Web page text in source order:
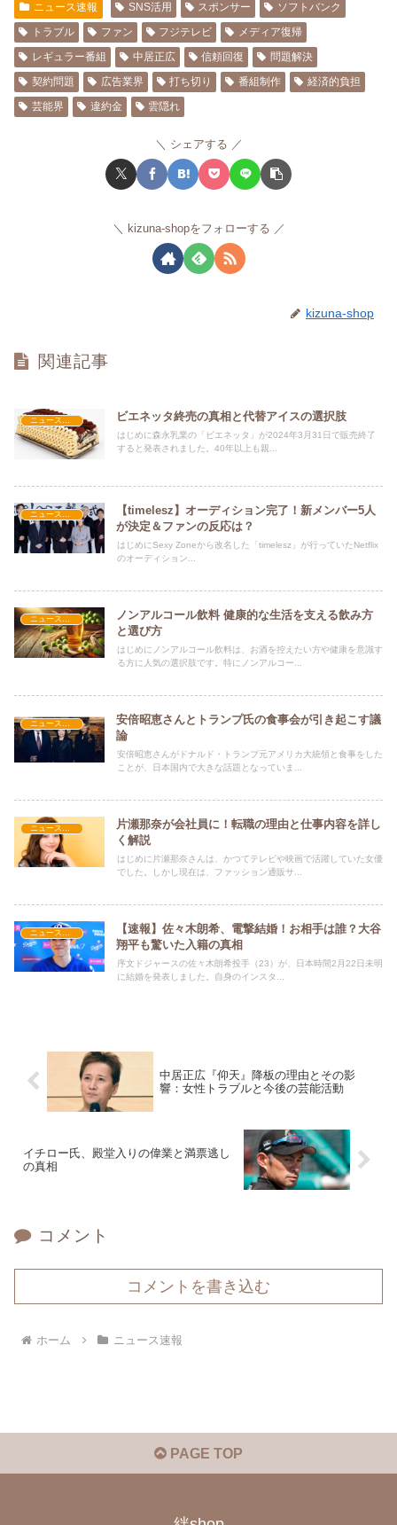
ニュース速報 SNS活用 スポンサー
ソフトバンク
トラブル
ファン フジテレビ
メディア復帰
レギュラー番組
中居正広 信頼回復
問題解決
契約問題
広告業界 打ち切り 番組制作
経済的負担
芸能界
違約金 雲隠れ
シェアする
kizuna-shopをフォローする
kizuna-shop
関連記事
ニュース速報 ビエネッタ終売の真相と代替アイスの選択肢
はじめに森永乳業の「ビエネッタ」が2024年3月31日で販売終了
すると発表されました。40年以上も親...
ニュース速報
【timelesz】オーディション完了！新メンバー5人
が決定＆ファンの反応は？
はじめにSexy Zoneから改名した「timelesz」が行っていたNetflix
のオーディション...
ノンアルコール飲料 健康的な生活を支える飲み方
と選び方
はじめにノンアルコール飲料は、お酒を控えたい方や健康を意識す
る方に人気の選択肢です。特にノンアルコー...
安倍昭恵さんとトランプ氏の食事会が引き起こす議
論
安倍昭恵さんがドナルド・トランプ元アメリカ大統領と食事をした
ことが、日本国内で大きな話題となっていま...
片瀬那奈が会社員に！転職の理由と仕事内容を詳し
く解説
はじめに片瀬那奈さんは、かつてテレビや映画で活躍していた女優
でした。しかし現在は、ファッション通販サ...
【速報】佐々木朗希、電撃結婚！お相手は誰？大谷
翔平も驚いた入籍の真相
序文ドジャースの佐々木朗希投手（23）が、日本時間2月22日未明
に結婚を発表しました。自身のインスタ...
中居正広『仰天』降板の理由とその影
響：女性トラブルと今後の芸能活動
イチロー氏、殿堂入りの偉業と満票逃し
の真相
コメント
コメントを書き込む
ホーム ニュース速報
PAGE TOP